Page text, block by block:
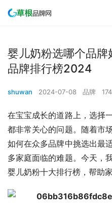
婴儿奶粉选哪个品
品牌排行榜2024
shuwan 2024-07-08 品牌
在宝宝成长的道路上，选择
都非常关心的问题。随着市
如何在众多品牌中挑选出最
多家庭面临的难题。今天，
婴儿奶粉十大排行榜，帮助